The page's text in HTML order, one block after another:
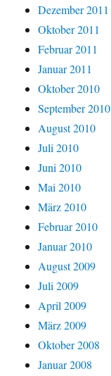
Dezember 2011
Oktober 2011
Februar 2011
Januar 2011
Oktober 2010
September 2010
August 2010
Juli 2010
Juni 2010
Mai 2010
März 2010
Februar 2010
Januar 2010
August 2009
Juli 2009
April 2009
März 2009
Oktober 2008
Januar 2008